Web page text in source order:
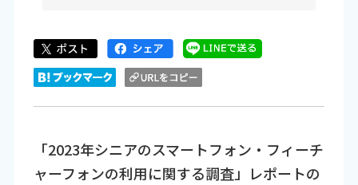
「2023年シニアのスマートフォン・フィーチ
ャーフォンの利用に関する調査」レポートの